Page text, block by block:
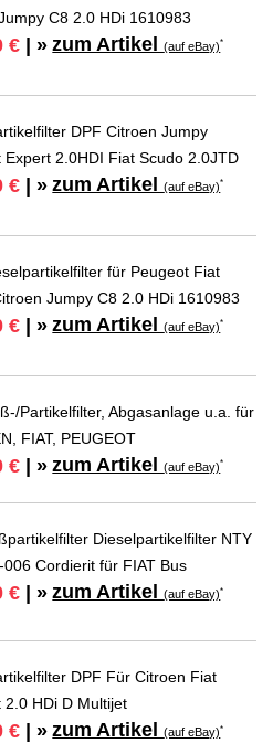
C8 2.0 HDi 1610983
€ | » zum Artikel(auf eBay)*
DPF Citroen Jumpy
Expert 2.0HDI Fiat Scudo 2.0JTD
€ | » zum Artikel(auf eBay)*
für Peugeot Fiat
Jumpy C8 2.0 HDi 1610983
€ | » zum Artikel(auf eBay)*
Partikelfilter, Abgasanlage u.a. für
FIAT, PEUGEOT
€ | » zum Artikel(auf eBay)*
Dieselpartikelfilter NTY
006 Cordierit für FIAT Bus
€ | » zum Artikel(auf eBay)*
DPF Für Citroen Fiat
2.0 HDi D Multijet
€ | » zum Artikel(auf eBay)*